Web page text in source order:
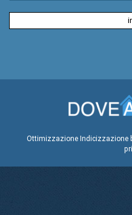
Ottimizzazione Indicizzazione